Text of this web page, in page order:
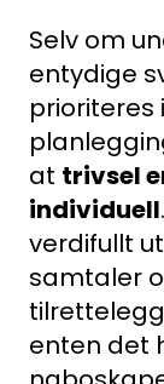
Selv om
entydige
prioriteres
at trivsel
individuell
verdifullt
samtaler
enten det